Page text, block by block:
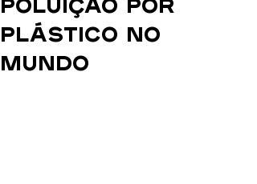
poluição por
plástico no
mundo